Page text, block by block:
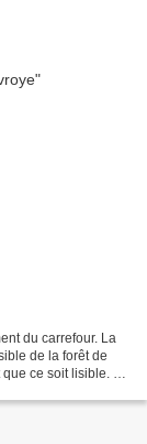
du carrefour. La
de la forêt de
ce soit lisible. La